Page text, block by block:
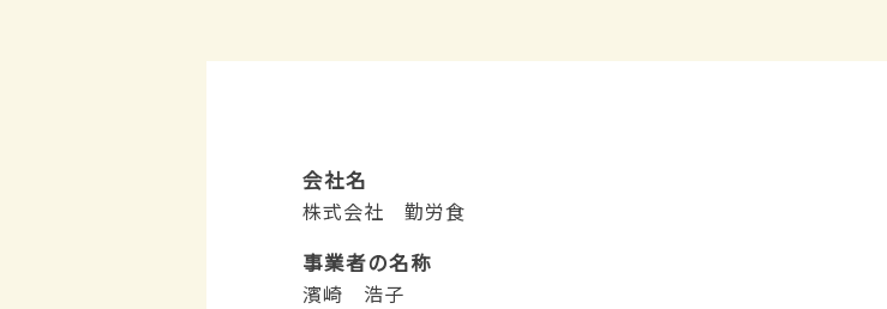
会社名
株式会社 勤労食
事業者の名称
濱崎 浩子